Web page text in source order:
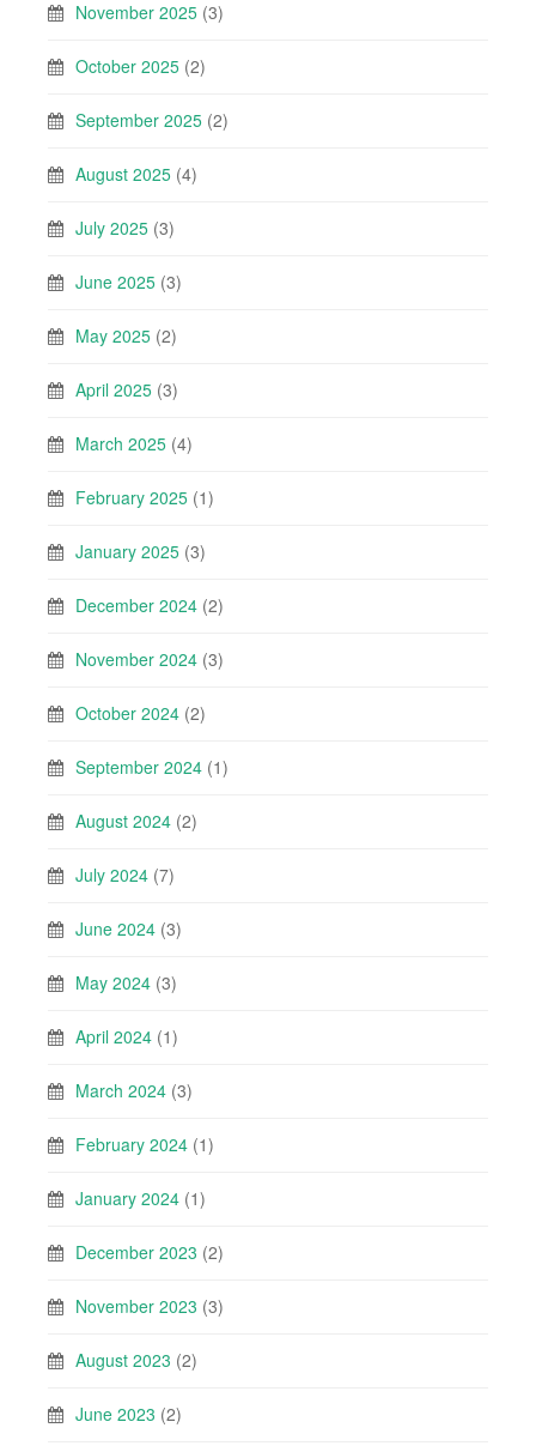
November 2025 (3)
October 2025 (2)
September 2025 (2)
August 2025 (4)
July 2025 (3)
June 2025 (3)
May 2025 (2)
April 2025 (3)
March 2025 (4)
February 2025 (1)
January 2025 (3)
December 2024 (2)
November 2024 (3)
October 2024 (2)
September 2024 (1)
August 2024 (2)
July 2024 (7)
June 2024 (3)
May 2024 (3)
April 2024 (1)
March 2024 (3)
February 2024 (1)
January 2024 (1)
December 2023 (2)
November 2023 (3)
August 2023 (2)
June 2023 (2)